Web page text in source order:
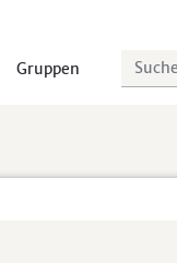
Gruppen